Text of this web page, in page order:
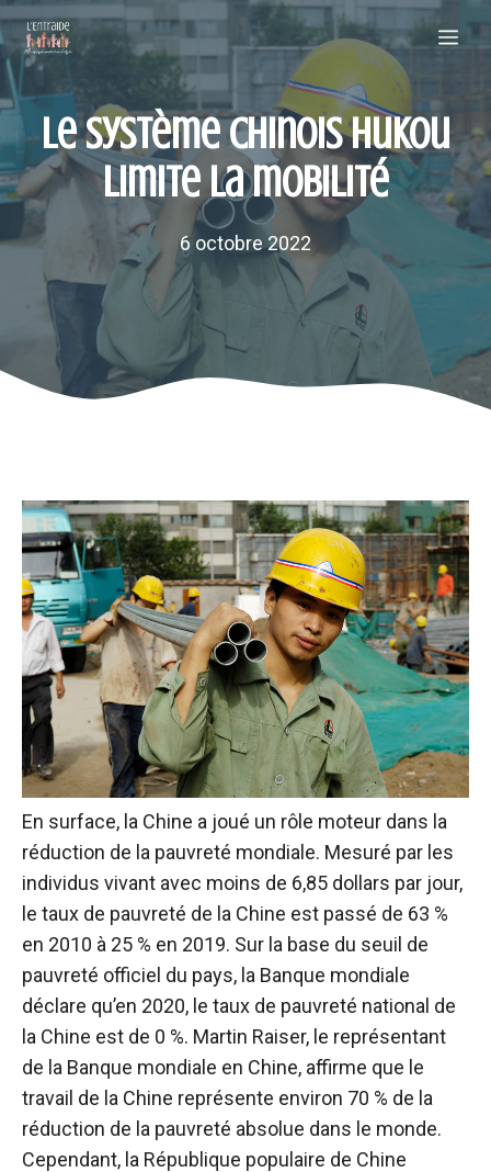
Aller
au
contenu
Le système chinois Hukou
limite la mobilité
6 octobre 2022
En surface, la Chine a joué un rôle moteur dans la
réduction de la pauvreté mondiale. Mesuré par les
individus vivant avec moins de 6,85 dollars par jour,
le taux de pauvreté de la Chine est passé de 63 %
en 2010 à 25 % en 2019. Sur la base du seuil de
pauvreté officiel du pays, la Banque mondiale
déclare qu’en 2020, le taux de pauvreté national de
la Chine est de 0 %. Martin Raiser, le représentant
de la Banque mondiale en Chine, affirme que le
travail de la Chine représente environ 70 % de la
réduction de la pauvreté absolue dans le monde.
Cependant, la République populaire de Chine